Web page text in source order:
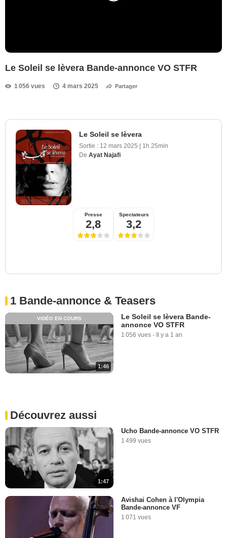
Le Soleil se lèvera Bande-annonce VO STFR
1 056 vues 4 mars 2025 Partager
Le Soleil se lèvera
Sortie : 12 mars 2025 | 1h 25min
De Ayat Najafi
Presse
2,8
Spectateurs
3,2
1 Bande-annonce & Teasers
1:46
VIDÉO EN COURS
Le Soleil se lèvera Bande-
annonce VO STFR
1 056 vues - Il y a 1 an
Découvrez aussi
1:47
Ucho Bande-annonce VO STFR
1 499 vues
Avishai Cohen à l'Olympia
Bande-annonce VF
1 071 vues